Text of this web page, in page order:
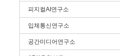
피지컬AI연구소
입체통신연구소
공간미디어연구소